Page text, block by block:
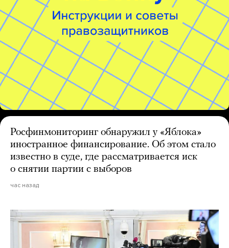
Росфинмониторинг обнаружил у «Яблока»
иностранное финансирование. Об этом стало
известно в суде, где рассматривается иск
о снятии партии с выборов
час назад